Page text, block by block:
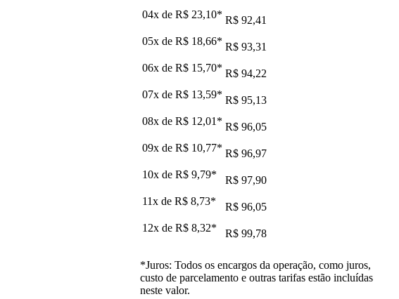
04x de R$ 23,10* R$ 92,41
05x de R$ 18,66* R$ 93,31
06x de R$ 15,70* R$ 94,22
07x de R$ 13,59* R$ 95,13
08x de R$ 12,01 * R$ 96,05
09x de R$ 10,77* R$ 96,97
10x de R$ 9,79*
R$ 97,90
11x de R$ 8,73*
R$ 96,05
12x de R$ 8,32* R$ 99,78
*Juros: Todos os encargos da operação, como juros,
custo de parcelamento e outras tarifas estão incluídas
neste valor.